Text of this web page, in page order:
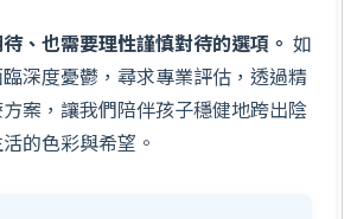
、也需要理性謹慎對待的選項。 如
深度憂鬱，尋求專業評估，透過精
案，讓我們陪伴孩子穩健地跨出陰
的色彩與希望。